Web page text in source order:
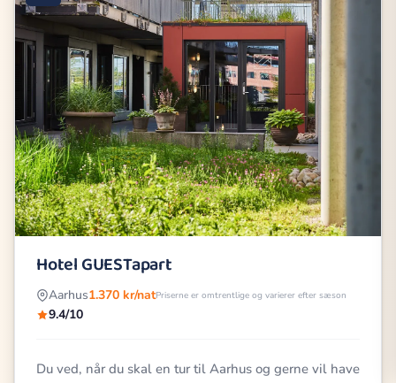
Hotel GUESTapart
Aarhus1.370 kr/natPriserne er omtrentlige og varierer efter sæson
9.4/10
Du ved, når du skal en tur til Aarhus og gerne vil have